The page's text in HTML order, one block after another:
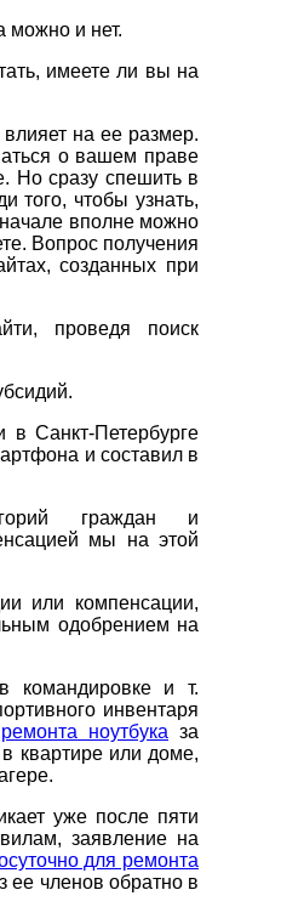
можно и нет.
имеете ли вы на
на ее размер.
о вашем праве
Но сразу спешить в
того, чтобы узнать,
вполне можно
Вопрос получения
созданных при
проведя поиск
Санкт-Петербурге
и составил в
граждан и
мы на этой
или компенсации,
одобрением на
командировке и т.
инвентаря
ноутбука за
квартире или доме,
уже после пяти
заявление на
для ремонта
ее членов обратно в